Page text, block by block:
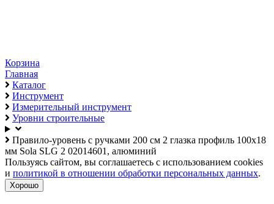
Корзина
Главная
Каталог
Инструмент
Измерительный инструмент
Уровни строительные
Правило-уровень с ручками 200 см 2 глазка профиль 100х18
мм Sola SLG 2 02014601, алюминий
Пользуясь сайтом, вы соглашаетесь с использованием cookies
и политикой в отношении обработки персональных данных.
Хорошо